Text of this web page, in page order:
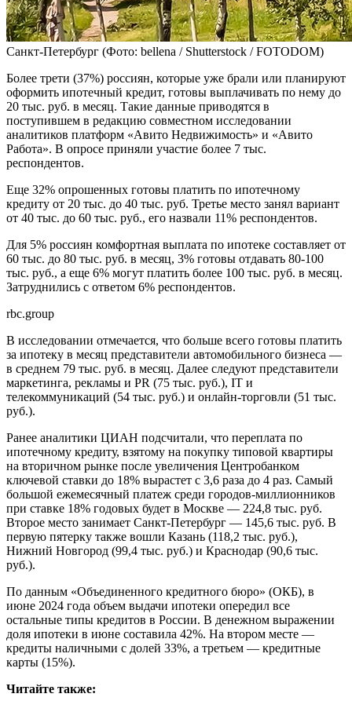
Санкт-Петербург (Фото: bellena / Shutterstock / FOTODOM)
Более трети (37%) россиян, которые уже брали или планируют
оформить ипотечный кредит, готовы выплачивать по нему до
20 тыс. руб. в месяц. Такие данные приводятся в
поступившем в редакцию совместном исследовании
аналитиков платформ «Авито Недвижимость» и «Авито
Работа». В опросе приняли участие более 7 тыс.
респондентов.
Еще 32% опрошенных готовы платить по ипотечному
кредиту от 20 тыс. до 40 тыс. руб. Третье место занял вариант
от 40 тыс. до 60 тыс. руб., его назвали 11% респондентов.
Для 5% россиян комфортная выплата по ипотеке составляет от
60 тыс. до 80 тыс. руб. в месяц, 3% готовы отдавать 80-100
тыс. руб., а еще 6% могут платить более 100 тыс. руб. в месяц.
Затруднились с ответом 6% респондентов.
rbc.group
В исследовании отмечается, что больше всего готовы платить
за ипотеку в месяц представители автомобильного бизнеса —
в среднем 79 тыс. руб. в месяц. Далее следуют представители
маркетинга, рекламы и PR (75 тыс. руб.), IT и
телекоммуникаций (54 тыс. руб.) и онлайн-торговли (51 тыс.
руб.).
Ранее аналитики ЦИАН подсчитали, что переплата по
ипотечному кредиту, взятому на покупку типовой квартиры
на вторичном рынке после увеличения Центробанком
ключевой ставки до 18% вырастет с 3,6 раза до 4 раз. Самый
большой ежемесячный платеж среди городов-миллионников
при ставке 18% годовых будет в Москве — 224,8 тыс. руб.
Второе место занимает Санкт-Петербург — 145,6 тыс. руб. В
первую пятерку также вошли Казань (118,2 тыс. руб.),
Нижний Новгород (99,4 тыс. руб.) и Краснодар (90,6 тыс.
руб.).
По данным «Объединенного кредитного бюро» (ОКБ), в
июне 2024 года объем выдачи ипотеки опередил все
остальные типы кредитов в России. В денежном выражении
доля ипотеки в июне составила 42%. На втором месте —
кредиты наличными с долей 33%, а третьем — кредитные
карты (15%).
Читайте также: